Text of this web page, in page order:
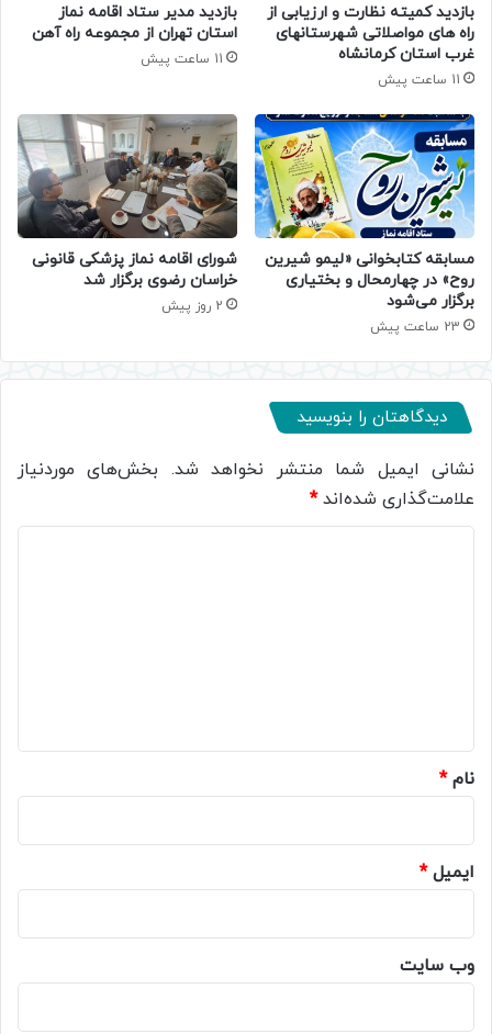
بازدید کمیته نظارت و ارزیابی از
راه های مواصلاتی شهرستانهای
غرب استان کرمانشاه
11 ساعت پیش
بازدید مدیر ستاد اقامه نماز
استان تهران از مجموعه راه آهن
11 ساعت پیش
مسابقه کتابخوانی «لیمو شیرین
روح» در چهارمحال و بختیاری
برگزار می‌شود
23 ساعت پیش
شورای اقامه نماز پزشکی قانونی
خراسان رضوی برگزار شد
2 روز پیش
دیدگاهتان را بنویسید
نشانی ایمیل شما منتشر نخواهد شد. بخش‌های موردنیاز
علامت‌گذاری شده‌اند*
نام*
ایمیل*
وب‌ سایت